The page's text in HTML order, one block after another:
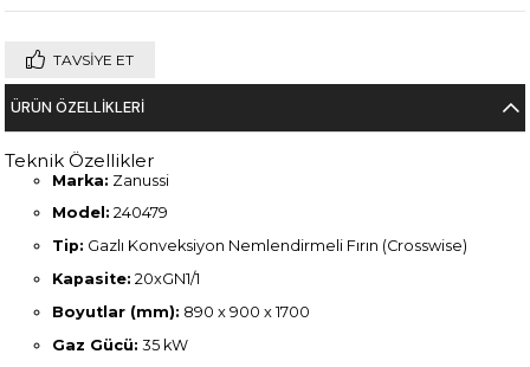
TAVSIYE ET
ÜRÜN ÖZELLIKLERI
Teknik Özellikler
Marka: Zanussi
Model: 240479
Tip: Gazlı Konveksiyon Nemlendirmeli Fırın (Crosswise)
Kapasite: 20xGN1/1
Boyutlar (mm): 890 x 900 x 1700
Gaz Gücü: 35 kW